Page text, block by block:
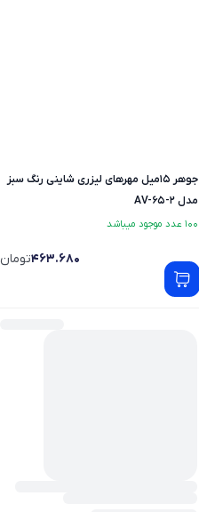
جوهر 15میل مهرهای لیزری شاینی رنگ سبز
مدل AV-65-2
100 عدد موجود میباشد
463.680تومان